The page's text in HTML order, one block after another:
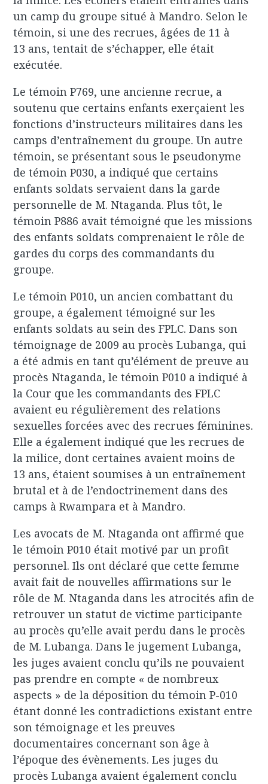
un camp du groupe situé à Mandro. Selon le
témoin, si une des recrues, âgées de 11 à
13 ans, tentait de s’échapper, elle était
exécutée.
Le témoin P769, une ancienne recrue, a
soutenu que certains enfants exerçaient les
fonctions d’instructeurs militaires dans les
camps d’entraînement du groupe. Un autre
témoin, se présentant sous le pseudonyme
de témoin P030, a indiqué que certains
enfants soldats servaient dans la garde
personnelle de M. Ntaganda. Plus tôt, le
témoin P886 avait témoigné que les missions
des enfants soldats comprenaient le rôle de
gardes du corps des commandants du
groupe.
Le témoin P010, un ancien combattant du
groupe, a également témoigné sur les
enfants soldats au sein des FPLC. Dans son
témoignage de 2009 au procès Lubanga, qui
a été admis en tant qu’élément de preuve au
procès Ntaganda, le témoin P010 a indiqué à
la Cour que les commandants des FPLC
avaient eu régulièrement des relations
sexuelles forcées avec des recrues féminines.
Elle a également indiqué que les recrues de
la milice, dont certaines avaient moins de
13 ans, étaient soumises à un entraînement
brutal et à de l’endoctrinement dans des
camps à Rwampara et à Mandro.
Les avocats de M. Ntaganda ont affirmé que
le témoin P010 était motivé par un profit
personnel. Ils ont déclaré que cette femme
avait fait de nouvelles affirmations sur le
rôle de M. Ntaganda dans les atrocités afin de
retrouver un statut de victime participante
au procès qu’elle avait perdu dans le procès
de M. Lubanga. Dans le jugement Lubanga,
les juges avaient conclu qu’ils ne pouvaient
pas prendre en compte « de nombreux
aspects » de la déposition du témoin P-010
étant donné les contradictions existant entre
son témoignage et les preuves
documentaires concernant son âge à
l’époque des évènements. Les juges du
procès Lubanga avaient également conclu